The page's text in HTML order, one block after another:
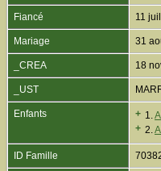
Fiancé 11
Mariage 31
_CREA 18
_UST
Enfants + 1.
+ 2.
ID Famille